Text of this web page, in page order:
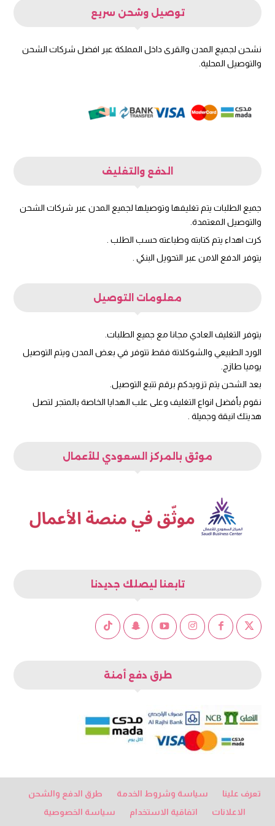
توصيل وشحن سريع
نشحن لجميع المدن والقرى داخل المملكة عبر افضل شركات الشحن
والتوصيل المحلية.
الدفع والتغليف
جميع الطلبات يتم تغليفها وتوصيلها لجميع المدن عبر شركات الشحن
والتوصيل المعتمدة.
كرت اهداء يتم كتابته وطباعته حسب الطلب .
يتوفر الدفع الامن عبر التحويل البنكي .
معلومات التوصيل
يتوفر التغليف العادي مجانا مع جميع الطلبات.
الورد الطبيعي والشوكلاتة فقط تتوفر في بعض المدن ويتم التوصيل
يوميا طازج.
بعد الشحن يتم تزويدكم برقم تتبع التوصيل.
نقوم بأفضل انواع التغليف وعلى علب الهدايا الخاصة بالمتجر لتصل
هديتك انيقة وجميلة .
موثق بالمركز السعودي للأعمال
تابعنا ليصلك جديدنا
طرق دفع أمنة
تعرف علينا سياسة وشروط الخدمة
طرق الدفع والشحن
الاعلانات
اتفاقية الاستخدام
سياسة الخصوصية